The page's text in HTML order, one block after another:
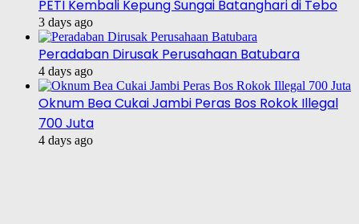
PETI Kembali Kepung Sungai Batanghari di Tebo
3 days ago
Peradaban Dirusak Perusahaan Batubara
4 days ago
Oknum Bea Cukai Jambi Peras Bos Rokok Illegal
700 Juta
4 days ago